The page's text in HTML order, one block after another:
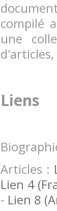
compilé
une
Liens
Articles :
Lien 4
- Lien 8